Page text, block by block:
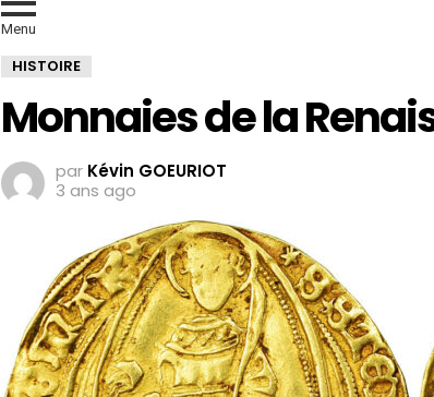
Menu
HISTOIRE
Monnaies de la
par Kévin GOEURIOT
3 ans ago